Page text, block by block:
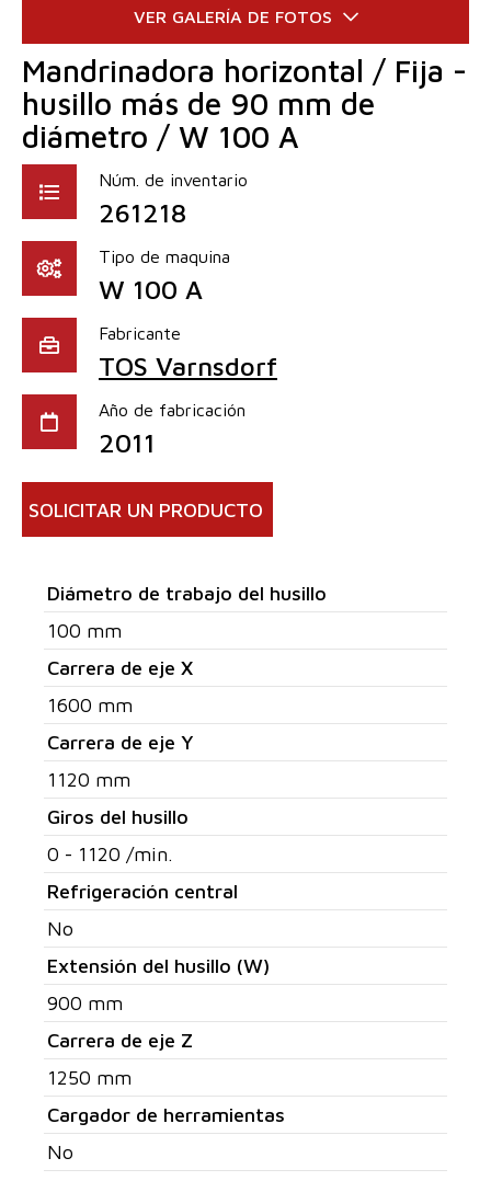
Mandrinadora horizontal / Fija -
husillo más de 90 mm de
diámetro / W 100 A
Núm. de inventario
261218
Tipo de maquina
W 100 A
Fabricante
TOS Varnsdorf
Año de fabricación
2011
SOLICITAR UN PRODUCTO
Diámetro de trabajo del husillo
100 mm
Carrera de eje X
1600 mm
Carrera de eje Y
1120 mm
Giros del husillo
0 - 1120 /min.
Refrigeración central
No
Extensión del husillo (W)
900 mm
Carrera de eje Z
1250 mm
Cargador de herramientas
No